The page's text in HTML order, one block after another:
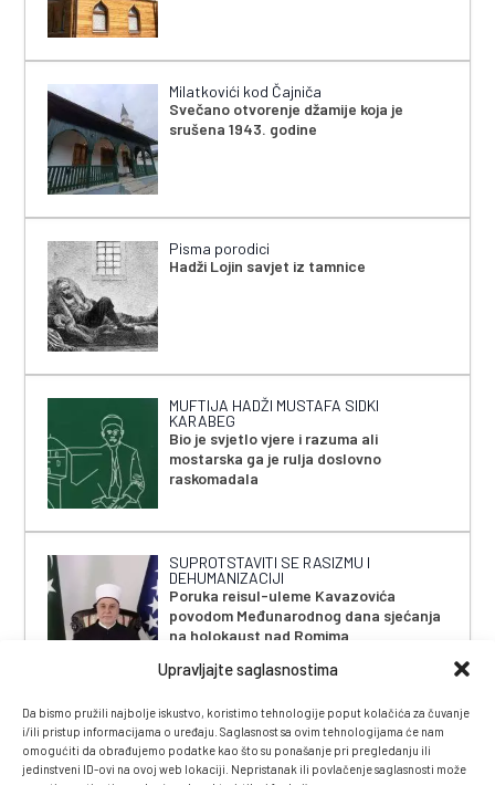
Upravljajte saglasnostima
Da bismo pružili najbolje iskustvo, koristimo tehnologije poput kolačića za čuvanje
i/ili pristup informacijama o uređaju. Saglasnost sa ovim tehnologijama će nam
omogućiti da obrađujemo podatke kao što su ponašanje pri pregledanju ili
jedinstveni ID-ovi na ovoj web lokaciji. Nepristanak ili povlačenje saglasnosti može
Milatkovići kod Čajniča
Svečano otvorenje džamije koja je
srušena 1943. godine
Pisma porodici
Hadži Lojin savjet iz tamnice
MUFTIJA HADŽI MUSTAFA SIDKI
KARABEG
Bio je svjetlo vjere i razuma ali
mostarska ga je rulja doslovno
raskomadala
SUPROTSTAVITI SE RASIZMU I
DEHUMANIZACIJI
Poruka reisul-uleme Kavazovića
povodom Međunarodnog dana sjećanja
na holokaust nad Romima